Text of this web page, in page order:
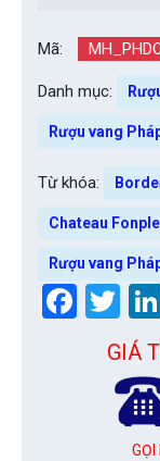
Mã:
Danh mục:
Rượu vang
Từ khóa:
Chateau
Rượu vang
GIÁ
GỌI